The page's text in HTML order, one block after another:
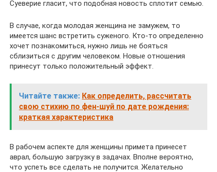
Суеверие гласит, что подобная новость сплотит семью.
В случае, когда молодая женщина не замужем, то
имеется шанс встретить суженого. Кто-то определенно
хочет познакомиться, нужно лишь не бояться
сблизиться с другим человеком. Новые отношения
принесут только положительный эффект.
Читайте также: Как определить, рассчитать
свою стихию по фен-шуй по дате рождения:
краткая характеристика
В рабочем аспекте для женщины примета принесет
аврал, большую загрузку в задачах. Вполне вероятно,
что успеть все сделать не получится. Желательно